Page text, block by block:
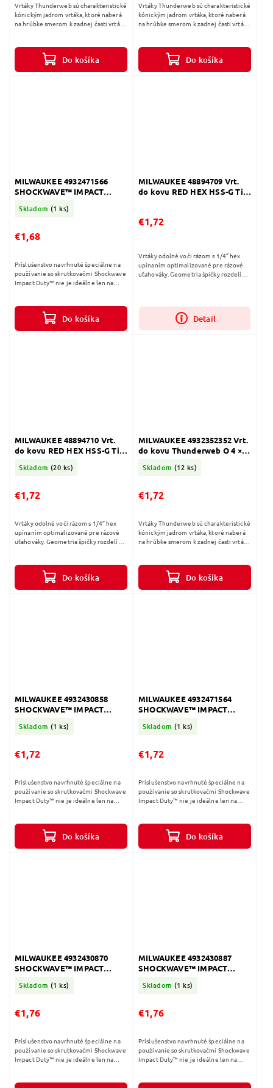
Do košíka
Vrtáky Thunderweb sú charakteristické
kónickým jadrom vrtáka, ktoré naberá
na hrúbke smerom k zadnej časti vrtáka.
Do košíka
Vrtáky Thunderweb sú charakteristické
kónickým jadrom vrtáka, ktoré naberá
na hrúbke smerom k zadnej časti vrtáka.
MILWAUKEE 4932471566
SHOCKWAVE™ IMPACT
1 - 50mm -1ks
Skladom (1 ks)
€1,68
Do košíka
Príslušenstvo navrhnuté špeciálne na
používanie so skrutkovačmi Shockwave
Impact Duty™ nie je ideálne len na
MILWAUKEE 48894709 Vrt.
do kovu RED HEX HSS-G TiN
€1,72
Detail
Vrtáky odolné voči rázom s 1/4” hex
upínaním optimalizované pre rázové
uťahováky. Geometria špičky rozdelí
MILWAUKEE 48894710 Vrt.
do kovu RED HEX HSS-G TiN
Skladom (20 ks)
€1,72
Do košíka
Vrtáky odolné voči rázom s 1/4” hex
upínaním optimalizované pre rázové
uťahováky. Geometria špičky rozdelí
uhol...
MILWAUKEE 4932352352 Vrt.
do kovu Thunderweb O 4 ×
Skladom (12 ks)
€1,72
Do košíka
Vrtáky Thunderweb sú charakteristické
kónickým jadrom vrtáka, ktoré naberá
na hrúbke smerom k zadnej časti vrtáka.
MILWAUKEE 4932430858
SHOCKWAVE™ IMPACT
x 50 mm - 1 ks
Skladom (1 ks)
€1,72
Do košíka
Príslušenstvo navrhnuté špeciálne na
používanie so skrutkovačmi Shockwave
Impact Duty™ nie je ideálne len na
MILWAUKEE 4932471564
SHOCKWAVE™ IMPACT
- 50mm - 1ks
Skladom (1 ks)
€1,72
Do košíka
Príslušenstvo navrhnuté špeciálne na
používanie so skrutkovačmi Shockwave
Impact Duty™ nie je ideálne len na
MILWAUKEE 4932430870
SHOCKWAVE™ IMPACT
3 - 50mm - 1ks
Skladom (1 ks)
€1,76
Príslušenstvo navrhnuté špeciálne na
používanie so skrutkovačmi Shockwave
Impact Duty™ nie je ideálne len na
MILWAUKEE 4932430887
SHOCKWAVE™ IMPACT
30 - 50mm - 1ks
Skladom (1 ks)
€1,76
Príslušenstvo navrhnuté špeciálne na
používanie so skrutkovačmi Shockwave
Impact Duty™ nie je ideálne len na